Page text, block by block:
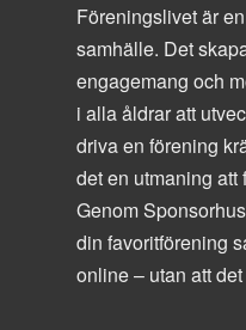
Föreningslivet är
samhälle. Det
engagemang och
i alla åldrar att
driva en förening
det en utmaning att
Genom
din favoritförening
online – utan att